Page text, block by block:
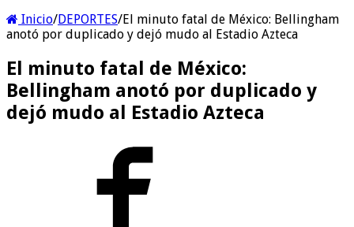
Inicio/DEPORTES/El minuto fatal de México: Bellingham
anotó por duplicado y dejó mudo al Estadio Azteca
El minuto fatal de México:
Bellingham anotó por duplicado y
dejó mudo al Estadio Azteca